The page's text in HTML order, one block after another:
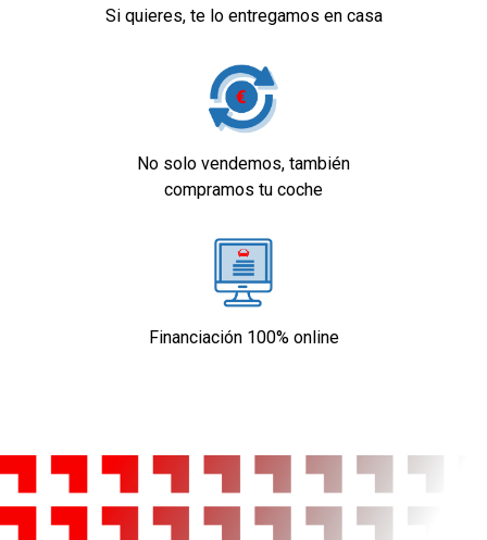
Si quieres, te lo entregamos en casa
No solo vendemos, también
compramos tu coche
Financiación 100% online